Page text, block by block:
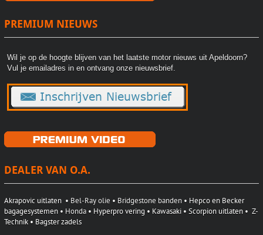
PREMIUM NIEUWS
Wil je op de hoogte blijven van het laatste motor nieuws uit Apeldoorn?
Vul je emailadres in en ontvang onze nieuwsbrief.
DEALER VAN O.A.
Akrapovic uitlaten• Bel-Ray olie • Bridgestone banden • Hepco en Becker
bagagesystemen• Honda• Hyperpro vering • Kawasaki• Scorpion uitlaten• Z-
Technik• Bagster zadels